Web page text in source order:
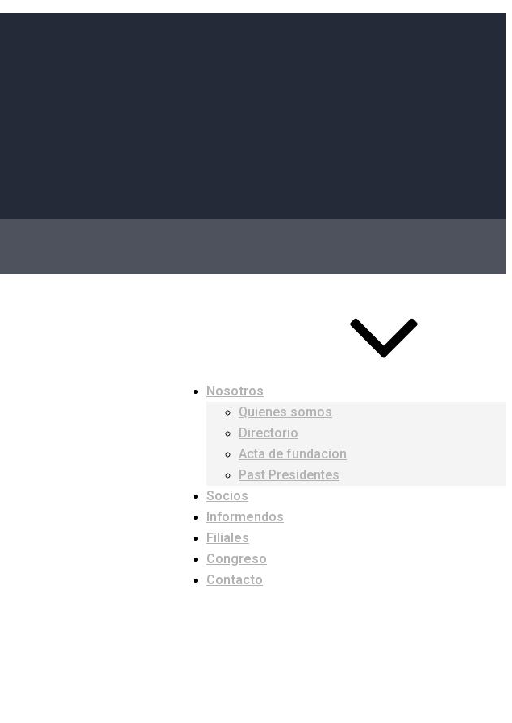
Nosotros
Quienes somos
Directorio
Acta de fundacion
Past Presidentes
Socios
Informendos
Filiales
Congreso
Contacto